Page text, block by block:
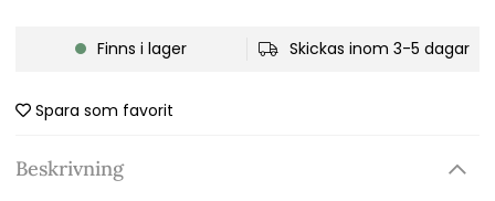
Finns i lager Skickas inom 3-5 dagar
Spara som favorit
Beskrivning